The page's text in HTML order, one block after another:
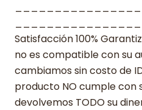
Satisfacción 100%
no es compatible con su
cambiamos sin costo de
producto NO cumple con
devolvemos TODO su